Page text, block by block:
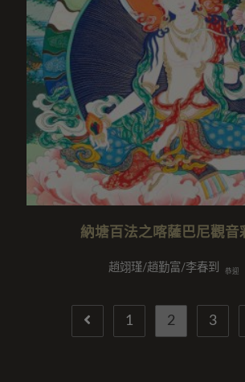
納塘百法之喀薩巴尼觀音
趙翊瑾/趙勤富/李春到 恭迎
1 2 3